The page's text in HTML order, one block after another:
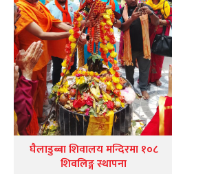
घैलाडुब्बा शिवालय मन्दिरमा १०८
शिवलिङ्ग स्थापना